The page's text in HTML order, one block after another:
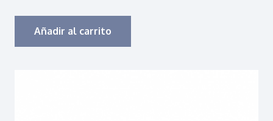
Añadir al carrito